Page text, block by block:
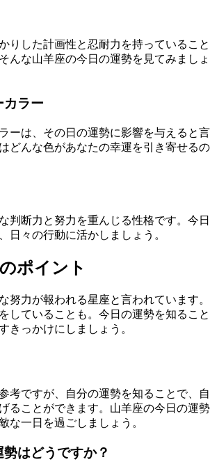
りした計画性と忍耐力を持っていること
んな山羊座の今日の運勢を見てみましょ
カラー
ーは、その日の運勢に影響を与えると言
どんな色があなたの幸運を引き寄せるの
判断力と努力を重んじる性格です。今日
日々の行動に活かしましょう。
ポイント
努力が報われる星座と言われています。
していることも。今日の運勢を知ること
きっかけにしましょう。
考ですが、自分の運勢を知ることで、自
ることができます。山羊座の今日の運勢
な一日を過ごしましょう。
はどうですか？